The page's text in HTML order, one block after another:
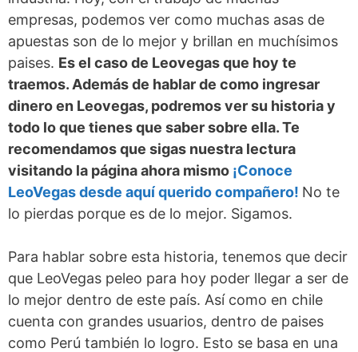
empresas, podemos ver como muchas asas de
apuestas son de lo mejor y brillan en muchísimos
paises. Es el caso de Leovegas que hoy te
traemos. Además de hablar de como ingresar
dinero en Leovegas, podremos ver su historia y
todo lo que tienes que saber sobre ella. Te
recomendamos que sigas nuestra lectura
visitando la página ahora mismo ¡Conoce
LeoVegas desde aquí querido compañero! No te
lo pierdas porque es de lo mejor. Sigamos.
Para hablar sobre esta historia, tenemos que decir
que LeoVegas peleo para hoy poder llegar a ser de
lo mejor dentro de este país. Así como en chile
cuenta con grandes usuarios, dentro de paises
como Perú también lo logro. Esto se basa en una